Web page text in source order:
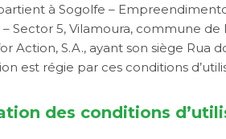
à Sogolfe –
– Sector 5, Vilamoura, commune
Action, S.A., ayant son siège Rua
est régie par ces conditions
des conditions